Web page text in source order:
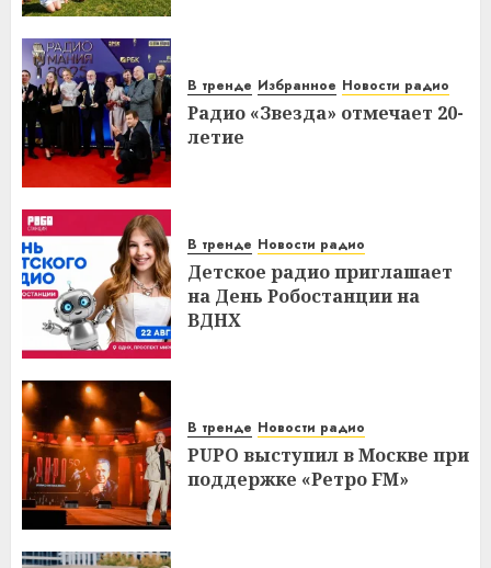
В тренде Избранное Новости радио
Радио «Звезда» отмечает 20-
летие
В тренде Новости радио
Детское радио приглашает
на День Робостанции на
ВДНХ
В тренде Новости радио
PUPO выступил в Москве при
поддержке «Ретро FM»